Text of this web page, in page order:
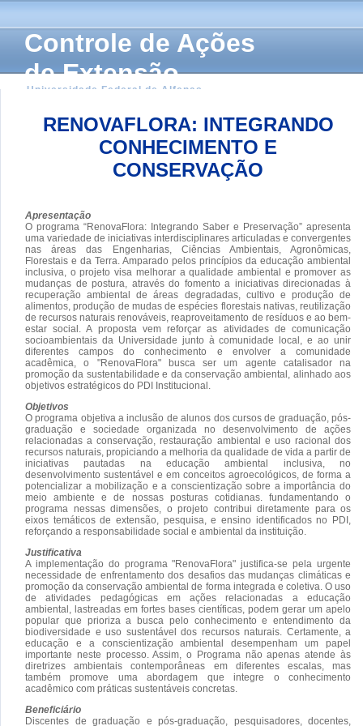
Controle de Ações
de Extensão
Universidade Federal de Alfenas
RENOVAFLORA: INTEGRANDO
CONHECIMENTO E
CONSERVAÇÃO
Apresentação
O programa “RenovaFlora: Integrando Saber e Preservação” apresenta
uma variedade de iniciativas interdisciplinares articuladas e convergentes
nas áreas das Engenharias, Ciências Ambientais, Agronômicas,
Florestais e da Terra. Amparado pelos princípios da educação ambiental
inclusiva, o projeto visa melhorar a qualidade ambiental e promover as
mudanças de postura, através do fomento a iniciativas direcionadas à
recuperação ambiental de áreas degradadas, cultivo e produção de
alimentos, produção de mudas de espécies florestais nativas, reutilização
de recursos naturais renováveis, reaproveitamento de resíduos e ao bem-
estar social. A proposta vem reforçar as atividades de comunicação
socioambientais da Universidade junto à comunidade local, e ao unir
diferentes campos do conhecimento e envolver a comunidade
acadêmica, o "RenovaFlora" busca ser um agente catalisador na
promoção da sustentabilidade e da conservação ambiental, alinhado aos
objetivos estratégicos do PDI Institucional.
Objetivos
O programa objetiva a inclusão de alunos dos cursos de graduação, pós-
graduação e sociedade organizada no desenvolvimento de ações
relacionadas a conservação, restauração ambiental e uso racional dos
recursos naturais, propiciando a melhoria da qualidade de vida a partir de
iniciativas pautadas na educação ambiental inclusiva, no
desenvolvimento sustentável e em conceitos agroecológicos, de forma a
potencializar a mobilização e a conscientização sobre a importância do
meio ambiente e de nossas posturas cotidianas. fundamentando o
programa nessas dimensões, o projeto contribui diretamente para os
eixos temáticos de extensão, pesquisa, e ensino identificados no PDI,
reforçando a responsabilidade social e ambiental da instituição.
Justificativa
A implementação do programa "RenovaFlora" justifica-se pela urgente
necessidade de enfrentamento dos desafios das mudanças climáticas e
promoção da conservação ambiental de forma integrada e coletiva. O uso
de atividades pedagógicas em ações relacionadas a educação
ambiental, lastreadas em fortes bases científicas, podem gerar um apelo
popular que prioriza a busca pelo conhecimento e entendimento da
biodiversidade e uso sustentável dos recursos naturais. Certamente, a
educação e a conscientização ambiental desempenham um papel
importante neste processo. Assim, o Programa não apenas atende às
diretrizes ambientais contemporâneas em diferentes escalas, mas
também promove uma abordagem que integre o conhecimento
acadêmico com práticas sustentáveis concretas.
Beneficiário
Discentes de graduação e pós-graduação, pesquisadores, docentes,